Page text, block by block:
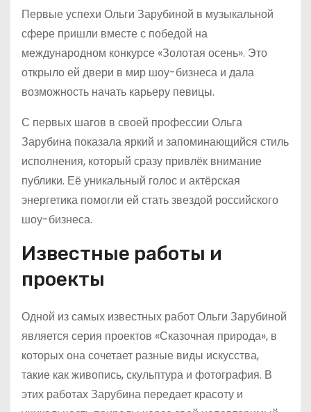
Первые успехи Ольги Зарубиной в музыкальной
сфере пришли вместе с победой на
международном конкурсе «Золотая осень». Это
открыло ей двери в мир шоу-бизнеса и дала
возможность начать карьеру певицы.
С первых шагов в своей профессии Ольга
Зарубина показала яркий и запоминающийся стиль
исполнения, который сразу привлёк внимание
публики. Её уникальный голос и актёрская
энергетика помогли ей стать звездой российского
шоу-бизнеса.
Известные работы и
проекты
Одной из самых известных работ Ольги Зарубиной
является серия проектов «Сказочная природа», в
которых она сочетает разные виды искусства,
такие как живопись, скульптура и фотография. В
этих работах Зарубина передает красоту и